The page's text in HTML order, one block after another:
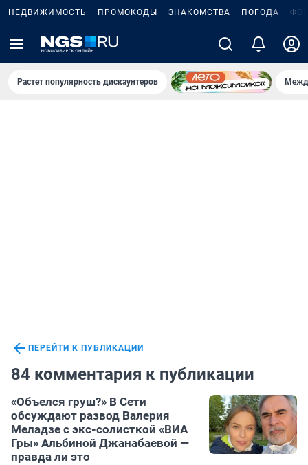
НЕДВИЖИМОСТЬ ПРОМОКОДЫ ЗНАКОМСТВА ПОГОДА
Растет популярность дискаунтеров
ПЕРЕЙТИ К ПУБЛИКАЦИИ
84 комментария к публикации
«Объелся груш?» В Сети
обсуждают развод Валерия
Меладзе с экс-солисткой «ВИА
Гры» Альбиной Джанабаевой —
правда ли это